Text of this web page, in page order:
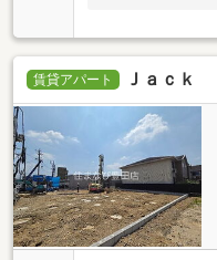
賃貸アパート Ｊａｃｋ